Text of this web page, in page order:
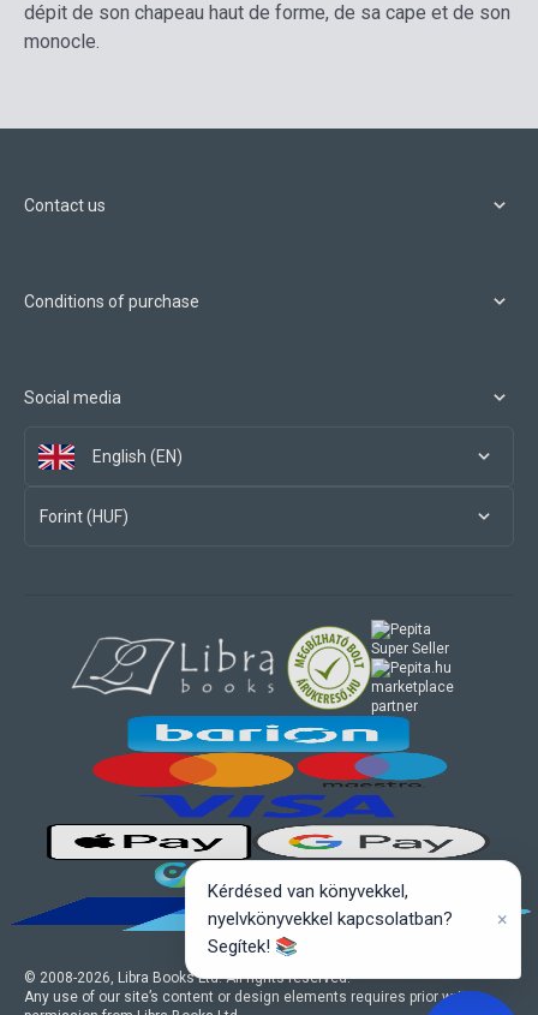
dépit de son chapeau haut de forme, de sa cape et de son
monocle.
Contact us
Conditions of purchase
Social media
English (EN)
Forint (HUF)
© 2008-2026, Libra Books Ltd. All rights reserved.
Any use of our site’s content or design elements requires prior written
marketplace
partner
Kérdésed van könyvekkel,
nyelvkönyvekkel kapcsolatban?
Segítek! 📚
×